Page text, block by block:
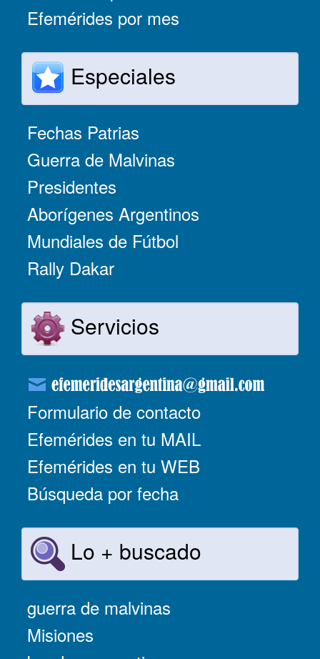
Efemérides por mes
Especiales
Fechas Patrias
Guerra de Malvinas
Presidentes
Aborígenes Argentinos
Mundiales de Fútbol
Rally Dakar
Servicios
Formulario de contacto
Efemérides en tu MAIL
Efemérides en tu WEB
Búsqueda por fecha
Lo + buscado
guerra de malvinas
Misiones